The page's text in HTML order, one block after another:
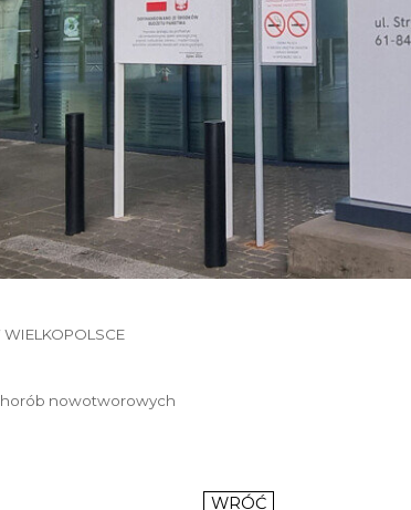
nowotworowych
WRÓĆ